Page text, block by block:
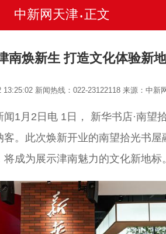
中新网天津 • 正文
南焕新生 打造文化体验新
13:25:02 新闻热线：022-23122118来源：中新
月2日电 1日， 新华书店·南望
客。此次焕新开业的南望拾光书屋
将成为展示津南魅力的文化新地标